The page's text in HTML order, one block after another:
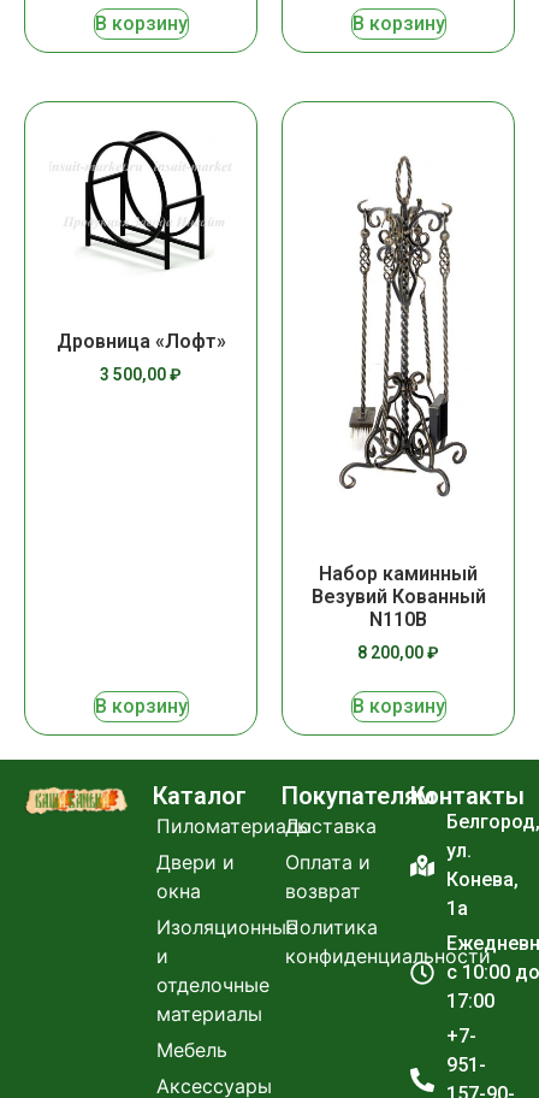
В корзину В корзину
Дровница «Лофт»
3 500,00₽
В корзину
Набор каминный
Везувий Кованный
N110B
8 200,00₽
В корзину
Каталог
Пиломатериалы
Двери и
окна
Изоляционные
и
отделочные
материалы
Мебель
Аксессуары
Покупателям
Доставка
Оплата и
возврат
Политика
конфиденциальности
Контакты
Белгород,
ул.
Конева,
1а
с 10:00 до
17:00
+7-
951-